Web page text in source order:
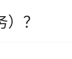
？